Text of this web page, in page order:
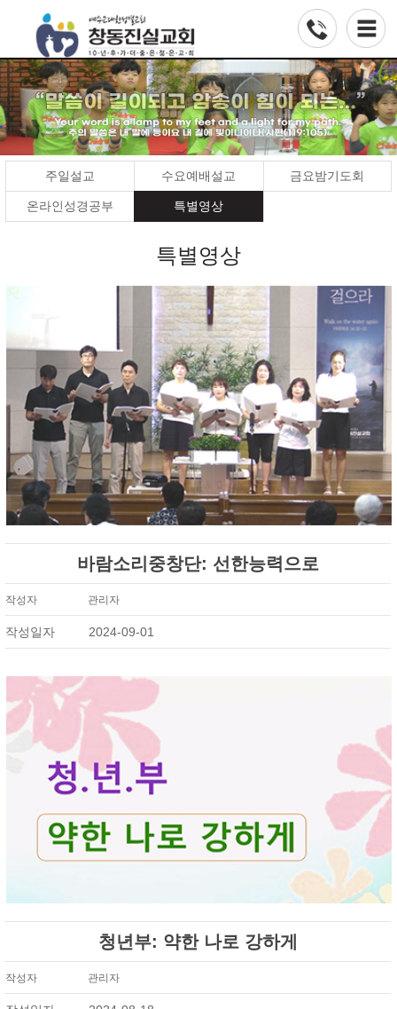
주일설교 수요예배설교 금요밤기도회
온라인성경공부 특별영상
특별영상
바람소리중창단: 선한능력으로
작성자 관리자
작성일자 2024-09-01
청년부: 약한 나로 강하게
작성자 관리자